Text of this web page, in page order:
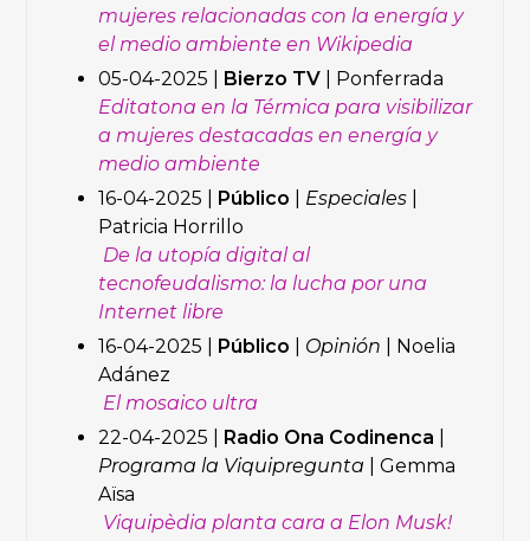
mujeres relacionadas con la energía y
el medio ambiente en Wikipedia
05-04-2025 |
Bierzo TV | Ponferrada
Editatona en la Térmica para visibilizar
a mujeres destacadas en energía y
medio ambiente
16-04-2025 |
Público Especiales
Patricia Horrillo
De la utopía digital al
tecnofeudalismo: la lucha por una
Internet libre
16-04-2025 |
Público Opinión
| Noelia
Adánez
El mosaico ultra
22-04-2025 |
Radio Ona Codinenca
Programa la Viquipregunta
| Gemma
Aïsa
Viquipèdia planta cara a Elon Musk!